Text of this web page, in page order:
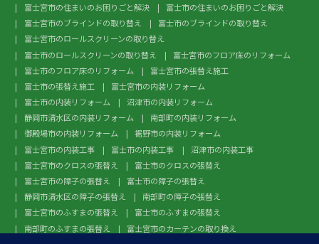
富士宮市の住まいのお困りごと解決
富士市の住まいのお困りごと解決
富士宮市のブラインドの取り替え
富士市のブラインドの取り替え
富士宮市のロールスクリーンの取り替え
富士市のロールスクリーンの取り替え
富士宮市のフロア床のリフォーム
富士市のフロア床のリフォーム
富士宮市の張替え施工
富士市の張替え施工
富士宮市の内装リフォーム
富士市の内装リフォーム
沼津市の内装リフォーム
静岡市清水区の内装リフォーム
南部町の内装リフォーム
御殿場市の内装リフォーム
裾野市の内装リフォーム
富士宮市の内装工事
富士市の内装工事
沼津市の内装工事
富士宮市のクロスの張替え
富士市のクロスの張替え
富士宮市の障子の張替え
富士市の障子の張替え
静岡市清水区の障子の張替え
南部町の障子の張替え
富士宮市のふすまの張替え
富士市のふすまの張替え
南部町のふすまの張替え
富士宮市のカーテンの取り換え